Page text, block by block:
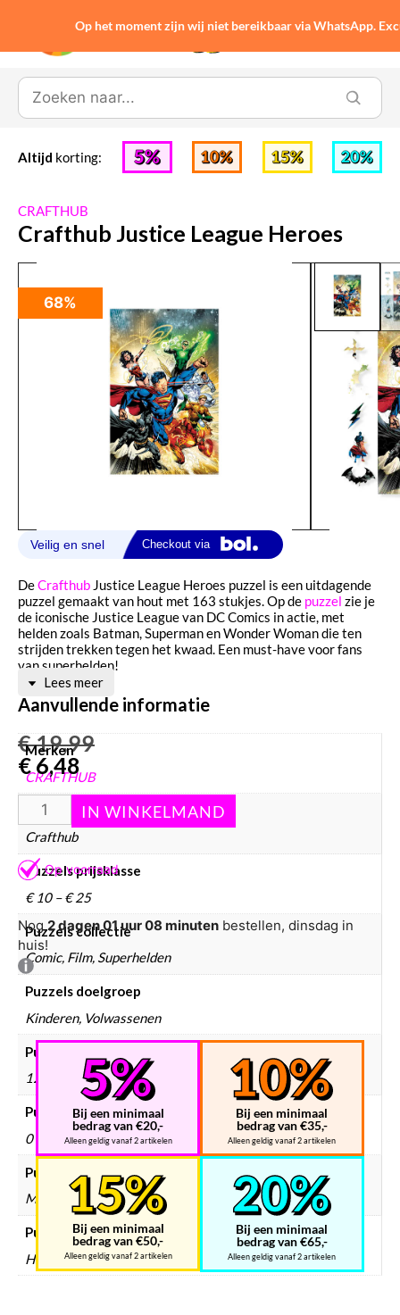
Altijd korting:
DeCrafthub Justice League Heroes puzzel is een uitdagende
puzzel gemaakt van hout met 163 stukjes. Op de puzzel zie je
de iconische Justice League van DC Comics in actie, met
helden zoals Batman, Superman en Wonder Woman die ten
strijden trekken tegen het kwaad. Een must-have voor fans
van superhelden!
Aanvullende informatie
Merken
CRAFTHUB
Puzzels merken
Crafthub
Puzzels prijsklasse
€ 10 – € 25
Puzzels collectie
Comic, Film, Superhelden
Puzzels doelgroep
Kinderen, Volwassenen
Puzzels leeftijd
12 Jaar en ouder
Puzzel aantal stukjes
0 – 499 stukjes
Puzzel formaat
Medium
Puzzels materiaal
Hout
Lees meer
€19,99
€6,48
Nog2 dagen 01 uur 08 minuten bestellen, dinsdag in
huis!
CRAFTHUB
Crafthub Justice League Heroes
68%
Bij een minimaal
bedrag van €20,-
Alleen geldig vanaf 2 artikelen
Bij een minimaal
bedrag van €35,-
Alleen geldig vanaf 2 artikelen
Bij een minimaal
bedrag van €50,-
Alleen geldig vanaf 2 artikelen
Bij een minimaal
bedrag van €65,-
Alleen geldig vanaf 2 artikelen
Op het moment zijn wij niet bereikbaar via WhatsApp.